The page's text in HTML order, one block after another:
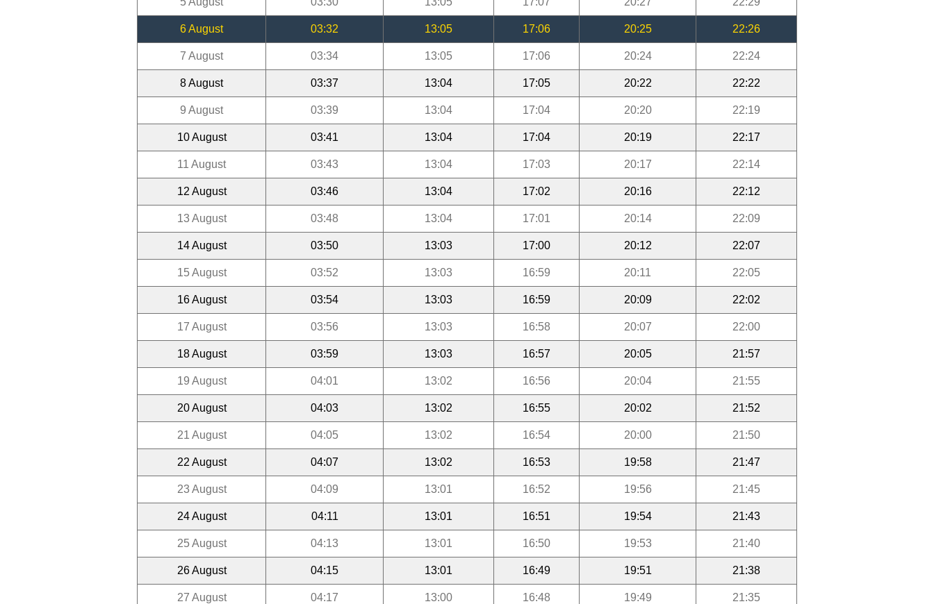
6 August 03:32 13:05 17:06 20:25 22:26
7 August 03:34 13:05 17:06 20:24 22:24
8 August 03:37 13:04 17:05 20:22 22:22
9 August 03:39 13:04 17:04 20:20 22:19
10 August 03:41 13:04 17:04 20:19 22:17
11 August 03:43 13:04 17:03 20:17 22:14
12 August 03:46 13:04 17:02 20:16 22:12
13 August 03:48 13:04 17:01 20:14 22:09
14 August 03:50 13:03 17:00 20:12 22:07
15 August 03:52 13:03 16:59 20:11 22:05
16 August 03:54 13:03 16:59 20:09 22:02
17 August 03:56 13:03 16:58 20:07 22:00
18 August 03:59 13:03 16:57 20:05 21:57
19 August 04:01 13:02 16:56 20:04 21:55
20 August 04:03 13:02 16:55 20:02 21:52
21 August 04:05 13:02 16:54 20:00 21:50
22 August 04:07 13:02 16:53 19:58 21:47
23 August 04:09 13:01 16:52 19:56 21:45
24 August 04:11 13:01 16:51 19:54 21:43
25 August 04:13 13:01 16:50 19:53 21:40
26 August 04:15 13:01 16:49 19:51 21:38
27 August 04:17 13:00 16:48 19:49 21:35